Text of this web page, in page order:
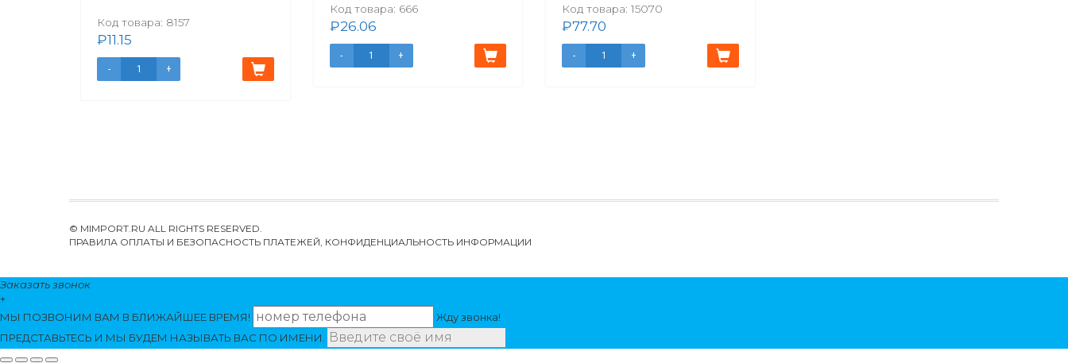
Код товара: 8157
₽11.15
Код товара: 666
₽26.06
Код товара: 15070
₽77.70
© MIMPORT.RU ALL RIGHTS RESERVED.
ПРАВИЛА ОПЛАТЫ И БЕЗОПАСНОСТЬ ПЛАТЕЖЕЙ, КОНФИДЕНЦИАЛЬНОСТЬ ИНФОРМАЦИИ
Заказать звонок
+
МЫ ПОЗВОНИМ ВАМ В БЛИЖАЙШЕЕ ВРЕМЯ!
Жду звонка!
ПРЕДСТАВЬТЕСЬ И МЫ БУДЕМ НАЗЫВАТЬ ВАС ПО ИМЕНИ.